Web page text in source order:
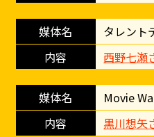
タレント
西野七瀬
Movie
黒川想矢